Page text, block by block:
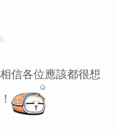
信各位應該都很想